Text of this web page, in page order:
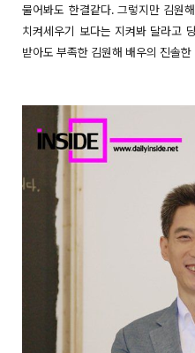
물어봐도 한결같다. 그렇지만 김원
치켜세우기 보다는 지켜봐 달라고
받아도 부족한 김원해 배우의 진솔